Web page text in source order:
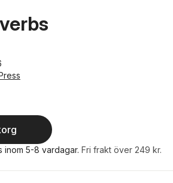
inom 5-8 vardagar. Fri frakt över 249 kr.